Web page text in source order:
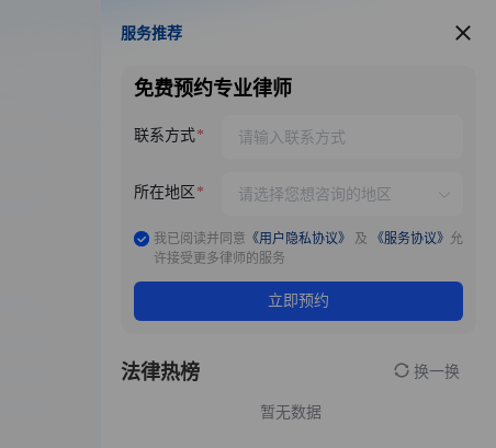
服务推荐
服务推荐
免费预约专业律师
联系方式
所在地区
我已阅读并同意 《用户隐私协议》 及 《服务协议》 允
许接受更多律师的服务
立即预约
法律热榜 换一换
暂无数据